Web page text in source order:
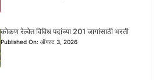
कोकण रेल्वेत विविध पदांच्या 201 जागांसाठी भरती
Published On: ऑगस्ट 3, 2026